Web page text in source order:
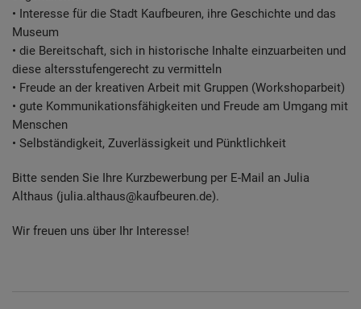
Diese Website nutzt Matomo Analytics für die Auswertung der
Seitenaufrufe als Statistik. Die hierdurch gespeicherten Daten werden
ausschließlich auf unseren eigenen Servern gespeichert. Eine
Übertragung an Dritte erfolgt nicht. Wir verwenden die Funktion
AnonymizeIP zur Anonymisierung Ihrer IP-Adresse, so dass diese gekürzt
wird und nicht mehr Ihrem Besuch auf unserer Internetseite zugeordnet
werden kann.
YouTube / Vimeo
Videos werden über die Plattformen YouTube oder Vimeo eingebunden.
bewirkt laut YouTube, dass YouTube keine Informationen über die
Besucher auf dieser Website speichert, bevor diese sich das Video
ansehen.
Eingebundene Inhalte
• Interesse für die Stadt Kaufbeuren, ihre Geschichte und das
Museum
• die Bereitschaft, sich in historische Inhalte einzuarbeiten und
diese altersstufengerecht zu vermitteln
• Freude an der kreativen Arbeit mit Gruppen (Workshoparbeit)
• gute Kommunikationsfähigkeiten und Freude am Umgang mit
Menschen
• Selbständigkeit, Zuverlässigkeit und Pünktlichkeit
Bitte senden Sie Ihre Kurzbewerbung per E-Mail an Julia
Althaus (julia.althaus@kaufbeuren.de).
Wir freuen uns über Ihr Interesse!